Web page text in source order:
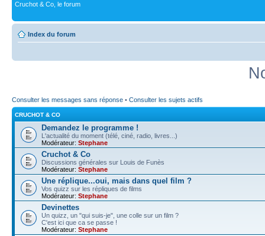
Cruchot & Co, le forum
Index du forum
Consulter les messages sans réponse • Consulter les sujets actifs
CRUCHOT & CO
Demandez le programme !
L'actualité du moment (télé, ciné, radio, livres...)
Modérateur: Stephane
Cruchot & Co
Discussions générales sur Louis de Funès
Modérateur: Stephane
Une réplique...oui, mais dans quel film ?
Vos quizz sur les répliques de films
Modérateur: Stephane
Devinettes
Un quizz, un "qui suis-je", une colle sur un film ?
C'est ici que ca se passe !
Modérateur: Stephane